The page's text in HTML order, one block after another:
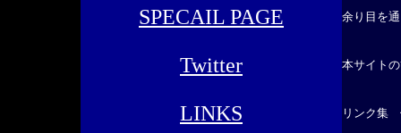
SPECAIL PAGE 余り目を
Twitter 本サイト
LINKS リンク集